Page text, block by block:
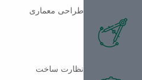
طراحی معماری
نظارت ساخت